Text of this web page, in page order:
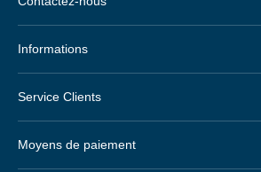
Informations
Service Clients
Moyens de paiement